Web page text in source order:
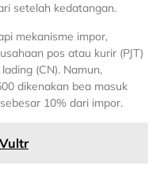
setelah kedatangan.
mekanisme impor,
pos atau kurir (PJT)
(CN). Namun,
dikenakan bea masuk
10% dari impor.